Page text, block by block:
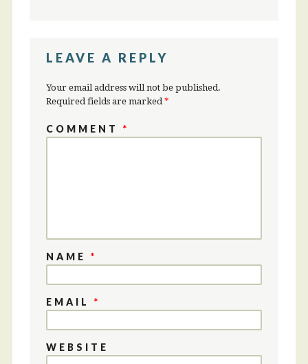
LEAVE A REPLY
Your email address will not be published.
Required fields are marked*
COMMENT*
NAME*
EMAIL*
WEBSITE